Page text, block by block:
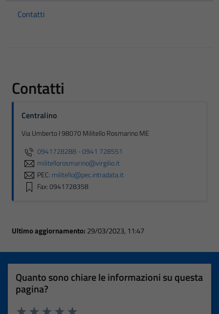
Contatti
Contatti
Centralino
Via Umberto I 98070 Militello Rosmarino ME
0941728288 - 0941 728551
militellorosmarino@virgilio.it
PEC: militello@pec.intradata.it
Fax: 0941728358
Ultimo aggiornamento: 29/03/2023, 11:47
Quanto sono chiare le informazioni su questa
pagina?